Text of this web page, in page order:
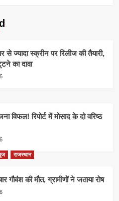
से ज्यादा स्क्रीन पर रिलीज की तैयारी,
का दावा
विफल! रिपोर्ट में मोसाद के दो वरिष्ठ
राजस्थान
गौवंश की मौत, ग्रामीणों ने जताया रोष